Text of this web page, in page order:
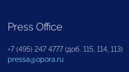
Press Office
+7 (495) 247 4777 (доб. 115, 114, 113)
pressa@opora.ru